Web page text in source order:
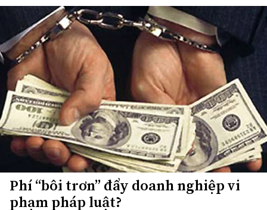
Phí “bôi trơn” đẩy doanh nghiệp vi
phạm pháp luật?